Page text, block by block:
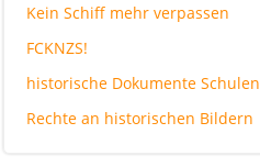
Kein Schiff mehr verpassen
FCKNZS!
historische Dokumente Schulen
Rechte an historischen Bildern